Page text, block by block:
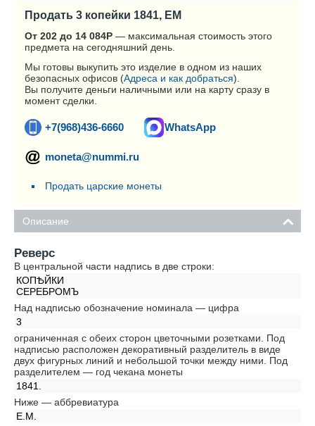
Продать 3 копейки 1841, ЕМ
От 202 до 14 084Р — максимальная стоимость этого
предмета на сегодняшний день.
Мы готовы выкупить это изделие в одном из наших
безопасных офисов (Адреса и как добраться).
Вы получите деньги наличными или на карту сразу в
момент сделки.
+7(968)436-6660 WhatsApp
moneta@nummi.ru
Продать царские монеты
Описание
Реверс
В центральной части надпись в две строки:
КОПѢЙКИ
СЕРЕБРОМЪ
Над надписью обозначение номинала — цифра
3
ограниченная с обеих сторон цветочными розетками. Под
надписью расположен декоративный разделитель в виде
двух фигурных линий и небольшой точки между ними. Под
разделителем — год чекана монеты
1841.
Ниже — аббревиатура
Е.М.